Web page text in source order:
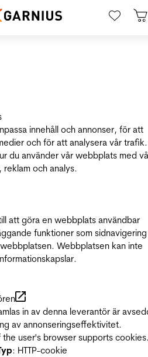
innehåll och annonser, för att
och för att analysera vår
du använder vår webbplats med
reklam och analys.
att göra en webbplats användbar
funktioner som
Webbplatsen kan inte
in av denna leverantör är
av annonseringseffektivitet.
the user's browser supports
: HTTP-cookie